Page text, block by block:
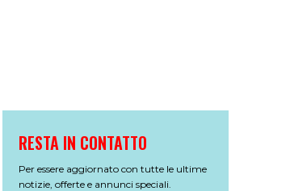
RESTA IN CONTATTO
Per essere aggiornato con tutte le ultime
notizie, offerte e annunci speciali.